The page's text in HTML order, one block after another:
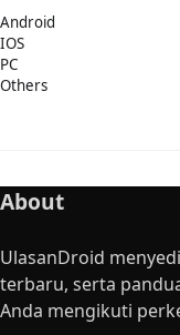
Android
IOS
PC
Others
About
UlasanDroid
terbaru, serta
Anda mengikuti